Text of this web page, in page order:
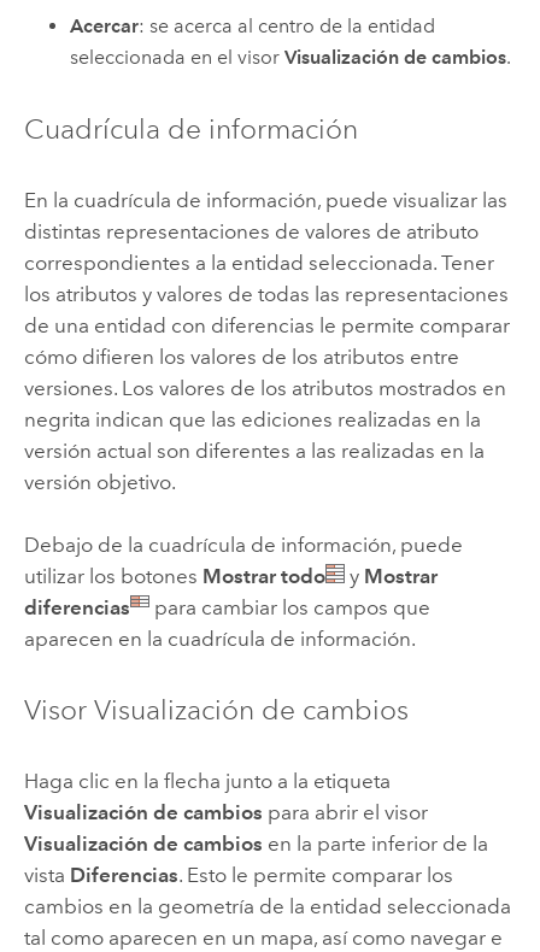
Acercar: se acerca al centro de la entidad
seleccionada en el visorVisualización de cambios.
Cuadrícula de información
En la cuadrícula de información, puede visualizar las
distintas representaciones de valores de atributo
correspondientes a la entidad seleccionada. Tener
los atributos y valores de todas las representaciones
de una entidad con diferencias le permite comparar
cómo difieren los valores de los atributos entre
versiones. Los valores de los atributos mostrados en
negrita indican que las ediciones realizadas en la
versión actual son diferentes a las realizadas en la
versión objetivo.
Debajo de la cuadrícula de información, puede
utilizar los botones Mostrar todo y Mostrar
diferencias
para cambiar los campos que
aparecen en la cuadrícula de información.
Visor Visualización de cambios
Haga clic en la flecha junto a la etiqueta
Visualización de cambios para abrir el visor
Visualización de cambios en la parte inferior de la
vista Diferencias. Esto le permite comparar los
cambios en la geometría de la entidad seleccionada
tal como aparecen en un mapa, así como navegar e